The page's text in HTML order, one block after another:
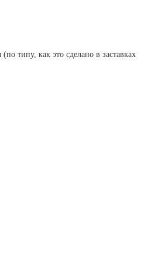
типу, как это сделано в заставках